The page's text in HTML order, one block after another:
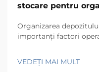
stocare pentru
Organizarea
importanți factori
de distribuție de mare
VEDEȚI MAI MULT